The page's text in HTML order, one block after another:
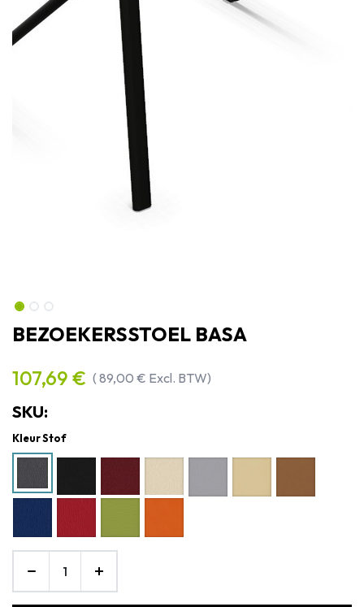
BEZOEKERSSTOEL BASA
107,69 € (89,00 € Excl. BTW)
SKU:
Kleur Stof